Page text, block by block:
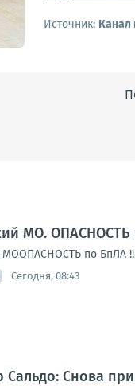
Источник: Канал
МО. ОПАСНОСТЬ
МООПАСНОСТЬ по БпЛА
Сегодня, 08:43
Сальдо: Снова